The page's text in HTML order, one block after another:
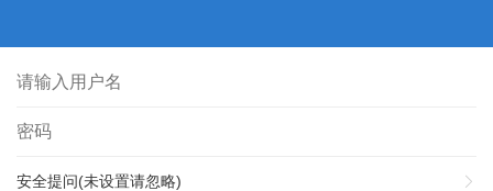
安全提问(未设置请忽略)